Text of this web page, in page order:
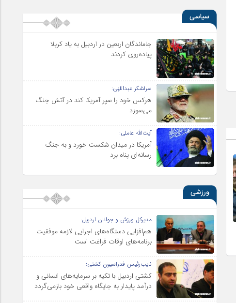
سیاسی
جاماندگان اربعین در اردبیل به یاد کربلا
پیاده‌روی کردند
سرلشکر عبداللهی:
هرکس خود را سپر آمریکا کند در آتش جنگ
می‌سوزد
آیت‌الله عاملی:
آمریکا در میدان شکست خورد و به جنگ
رسانه‌ای پناه برد
ورزشی
مدیرکل ورزش و جوانان اردبیل:
هم‌افزایی دستگاه‌های اجرایی لازمه موفقیت
برنامه‌های اوقات فراغت است
نایب‌رئیس فدراسیون کشتی:
کشتی اردبیل با تکیه بر سرمایه‌های انسانی و
درآمد پایدار به جایگاه واقعی خود بازمی‌گردد